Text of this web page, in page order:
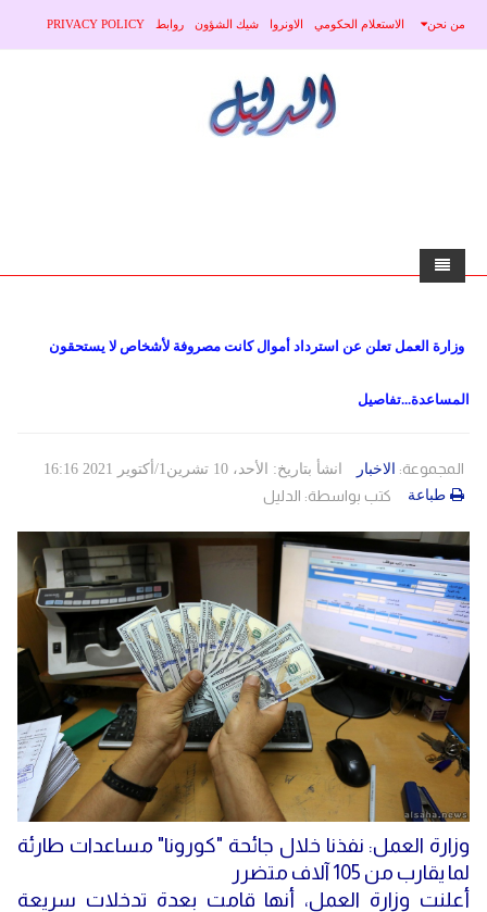
من نحن الاستعلام الحكومي الاونروا شيك الشؤون روابط PRIVACY POLICY
وزارة العمل تعلن عن استرداد أموال كانت مصروفة لأشخاص لا يستحقون
المساعدة...تفاصيل
المجموعة: الاخبار انشأ بتاريخ: الأحد، 10 تشرين1/أكتوير 2021 16:16
كتب بواسطة: الدليل طباعة
وزارة العمل: نفذنا خلال جائحة "كورونا" مساعدات طارئة
لما يقارب من 105 آلاف متضرر
أعلنت وزارة العمل، أنها قامت بعدة تدخلات سريعة
محلي
دولي
منوعات
حوادث
مساعدات
التنمية الاجتماعية
المنحة القطرية
الاونروا
اللاجئين
فلسطين
لبنان
سوريا
مقالات
روابط